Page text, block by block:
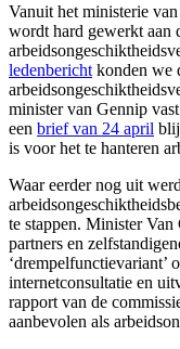
Vanuit het ministerie
wordt hard gewerkt aan
ledenbericht konden we
minister van Gennip
een brief van 24 april
is voor het te hanteren
Waar eerder nog uit
te stappen. Minister
partners en
‘drempelfunctievariant’
internetconsultatie en
rapport van de
aanbevolen als